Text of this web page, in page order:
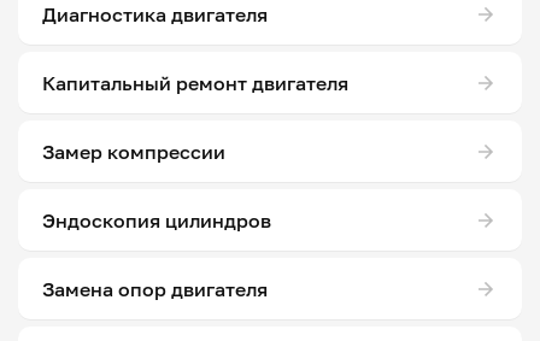
Диагностика двигателя
Капитальный ремонт двигателя
Замер компрессии
Эндоскопия цилиндров
Замена опор двигателя